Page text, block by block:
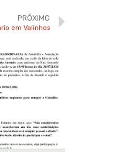
PRÓXIMO
em Valinhos